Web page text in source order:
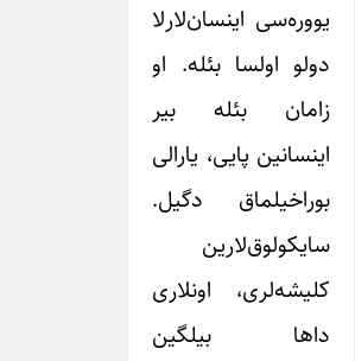
یووره‌سی اینسان‌لارلا
دولو اولسا بئله. او
زامان بئله بیر
اینسانین پایی، یارالی
بوراخیلماق دگیل.
سایکولوق‌لارین
کلیشه‌لری، اونلاری
داها بیلگین